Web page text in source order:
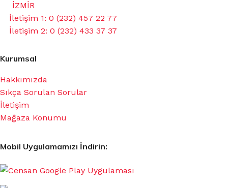
İZMİR
İletişim 1: 0 (232) 457 22 77
İletişim 2: 0 (232) 433 37 37
Kurumsal
Hakkımızda
Sıkça Sorulan Sorular
İletişim
Mağaza Konumu
Mobil Uygulamamızı İndirin: